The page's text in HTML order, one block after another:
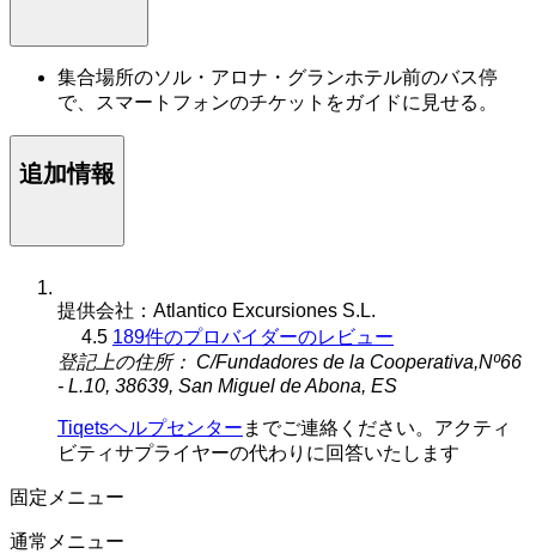
集合場所のソル・アロナ・グランホテル前のバス停
で、スマートフォンのチケットをガイドに見せる。
追加情報
提供会社：Atlantico Excursiones S.L.
4.5 189件のプロバイダーのレビュー
登記上の住所： C/Fundadores de la Cooperativa,Nº66
- L.10, 38639, San Miguel de Abona, ES
Tiqetsヘルプセンター までご連絡ください。アクティ
ビティサプライヤーの代わりに回答いたします
固定メニュー
通常メニュー